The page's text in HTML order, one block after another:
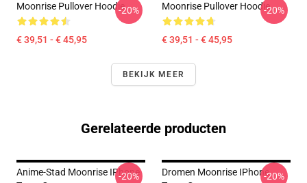
Moonrise Pullover Hoodie
€ 39,51 - € 45,95
-20% Moonrise Pullover Hoodie
€ 39,51 - € 45,95
-20%
BEKIJK MEER
Gerelateerde producten
Anime-Stad Moonrise IPhone
-20%
Dromen Moonrise IPhone-20%